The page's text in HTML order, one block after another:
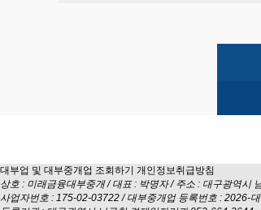
대부업 및 대부중개업 조회하기 개인정보취급방침
상호 : 미래금융대부중개 / 대표 : 박명자 / 주소 : 대구광역
사업자번호 : 175-02-03722 / 대부중개업 등록번호 : 2026-